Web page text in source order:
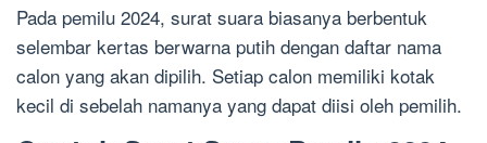
Pada pemilu 2024, surat suara biasanya berbentuk
selembar kertas berwarna putih dengan daftar nama
calon yang akan dipilih. Setiap calon memiliki kotak
kecil di sebelah namanya yang dapat diisi oleh pemilih.